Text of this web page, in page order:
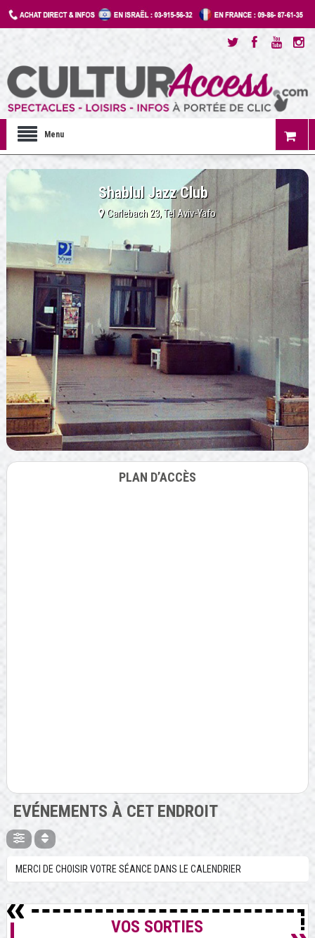
Menu
Shablul Jazz Club
Carlebach 23, Tel Aviv-Yafo
PLAN D’ACCÈS
EVÉNEMENTS À CET ENDROIT
MERCI DE CHOISIR VOTRE SÉANCE DANS LE CALENDRIER
VOS SORTIES